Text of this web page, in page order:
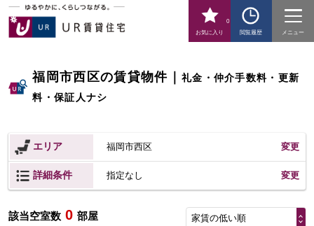
お気に入り
0
閲覧履歴
メニュー
福岡市西区の賃貸物件
礼金・仲介手数料・更新
料・保証人ナシ
エリア 福岡市西区 変更
詳細条件 指定なし 変更
該当空室数 0 部屋 家賃の低い順